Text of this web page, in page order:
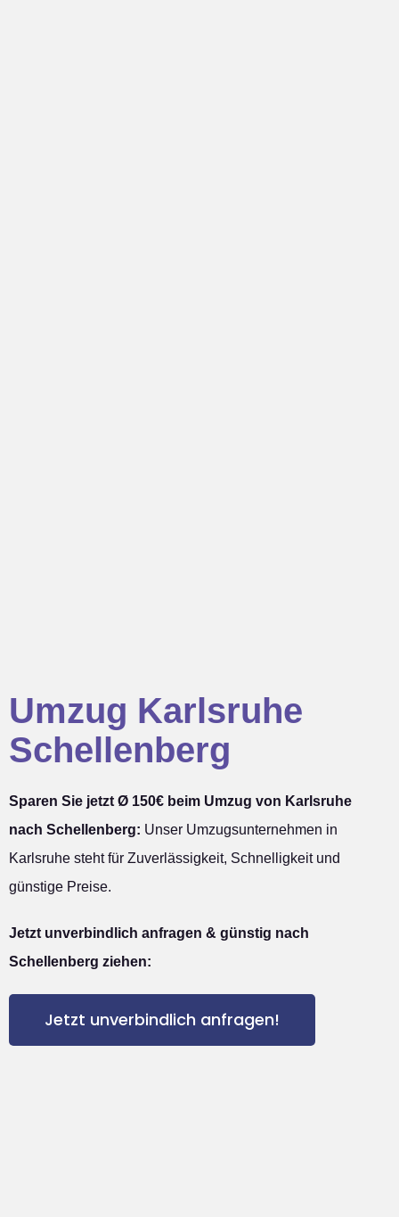
Umzug Karlsruhe
Schellenberg
Sparen Sie jetzt Ø 150€ beim Umzug von Karlsruhe
nach Schellenberg: Unser Umzugsunternehmen in
Karlsruhe steht für Zuverlässigkeit, Schnelligkeit und
günstige Preise.
Jetzt unverbindlich anfragen & günstig nach
Schellenberg ziehen:
Jetzt unverbindlich anfragen!